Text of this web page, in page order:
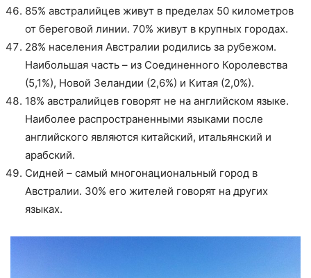
85% австралийцев живут в пределах 50 километров
от береговой линии. 70% живут в крупных городах.
28% населения Австралии родились за рубежом.
Наибольшая часть – из Соединенного Королевства
(5,1%), Новой Зеландии (2,6%) и Китая (2,0%).
18% австралийцев говорят не на английском языке.
Наиболее распространенными языками после
английского являются китайский, итальянский и
арабский.
Сидней – самый многонациональный город в
Австралии. 30% его жителей говорят на других
языках.